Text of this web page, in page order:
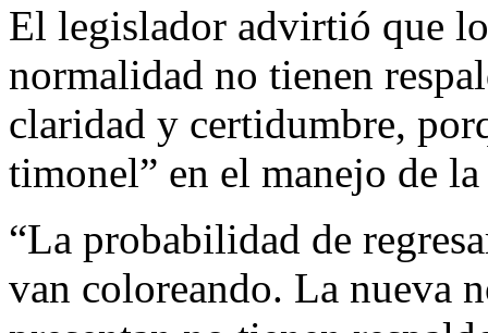
El legislador advirtió que
normalidad no tienen
claridad y certidumbre,
timonel” en el manejo de
“La probabilidad de
van coloreando. La nueva